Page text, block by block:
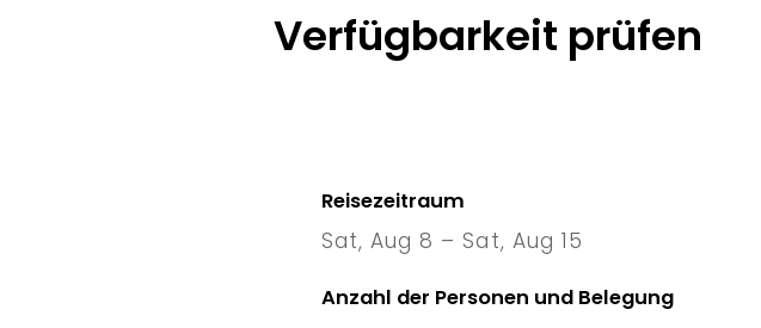
Verfügbarkeit prüfen
Reisezeitraum
Sat, Aug 8 – Sat, Aug 15
Anzahl der Personen und Belegung